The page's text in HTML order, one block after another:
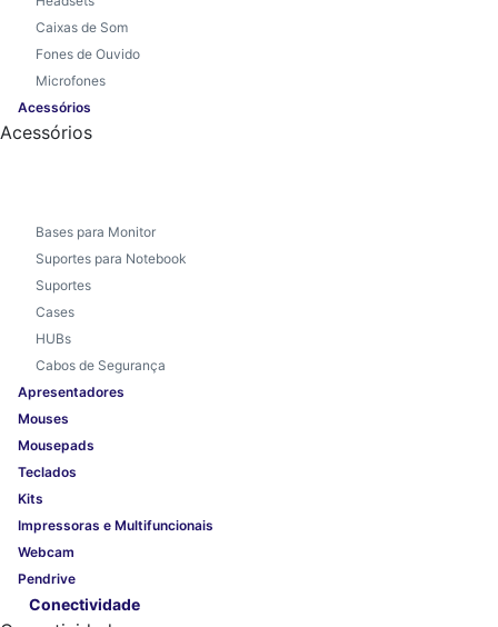
Caixas de Som
Fones de Ouvido
Microfones
Acessórios
Acessórios
Bases para Monitor
Suportes para Notebook
Suportes
Cases
HUBs
Cabos de Segurança
Apresentadores
Mouses
Mousepads
Teclados
Kits
Impressoras e Multifuncionais
Webcam
Pendrive
Conectividade